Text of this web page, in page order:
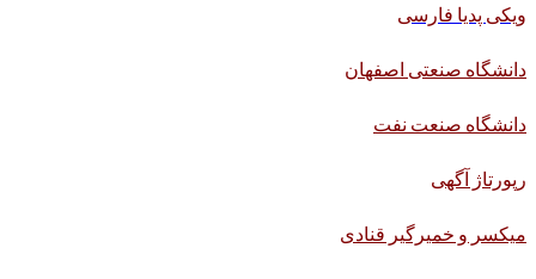
ویکی پدیا فارسی
دانشگاه صنعتی اصفهان
دانشگاه صنعت نفت
رپورتاژ آگهی
میکسر و خمیرگیر قنادی